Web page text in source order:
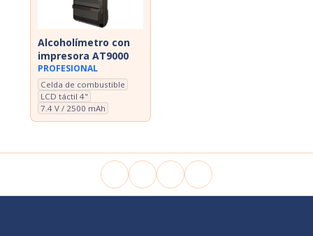
Alcoholímetro con
impresora AT9000
PROFESIONAL
Celda de combustible
LCD táctil 4"
7.4 V / 2500 mAh